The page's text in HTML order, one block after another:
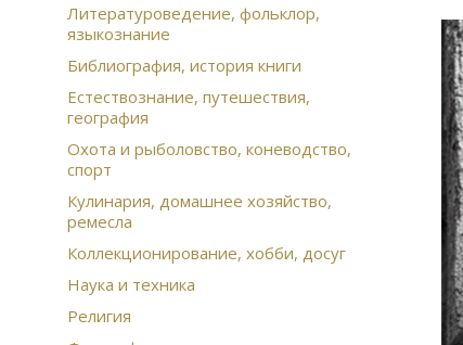
Литературоведение, фольклор,
языкознание
Библиография, история книги
Естествознание, путешествия,
география
Охота и рыболовство, коневодство,
спорт
Кулинария, домашнее хозяйство,
ремесла
Коллекционирование, хобби, досуг
Наука и техника
Религия